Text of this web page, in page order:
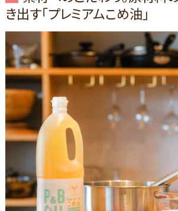
き出す「プレミアムこめ油」